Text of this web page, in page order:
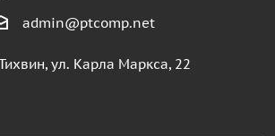
admin@ptcomp.net
ул. Карла Маркса, 22